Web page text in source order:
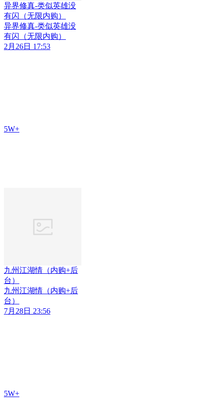
异界修真-类似英雄没
有闪（无限内购）
异界修真-类似英雄没
有闪（无限内购）
2月26日 17:53
5W+
九州江湖情（内购+后
台）
九州江湖情（内购+后
台）
7月28日 23:56
5W+